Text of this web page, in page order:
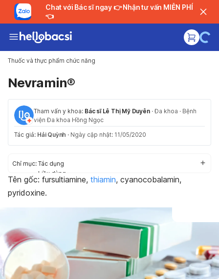
Chat với Bác sĩ ngay 👉 Nhận tư vấn MIỄN PHÍ
👈
Thuốc và thực phẩm chức năng
Nevramin®
Tham vấn y khoa: Bác sĩ Lê Thị Mỹ Duyên ·Đa khoa · Bệnh
viện Đa khoa Hồng Ngọc
Tác giả: Hải Quỳnh · Ngày cập nhật: 11/05/2020
Chỉ mục: Tác dụng
Liều dùng
Cách dùng
Tác dụng phụ
Bảo quản thuốc
Dạng bào chế
Tên gốc: fursultiamine, thiamin, cyanocobalamin,
pyridoxine.